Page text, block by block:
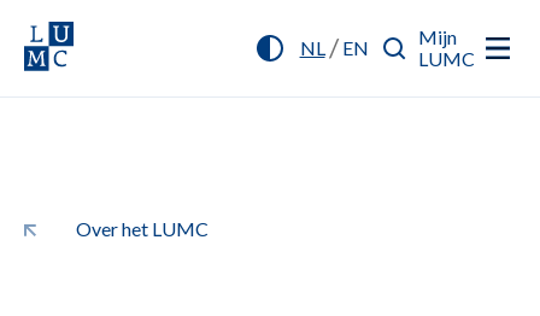
NL/ EN
Mijn
LUMC
Over het LUMC